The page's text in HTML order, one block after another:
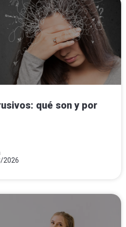
qué son y por
2026